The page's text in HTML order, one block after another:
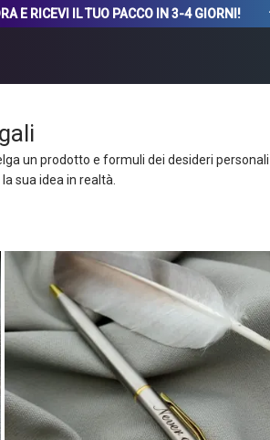
E RICEVI IL TUO PACCO IN 3-4 GIORNI!
un prodotto e formuli dei desideri
sua idea in realtà.